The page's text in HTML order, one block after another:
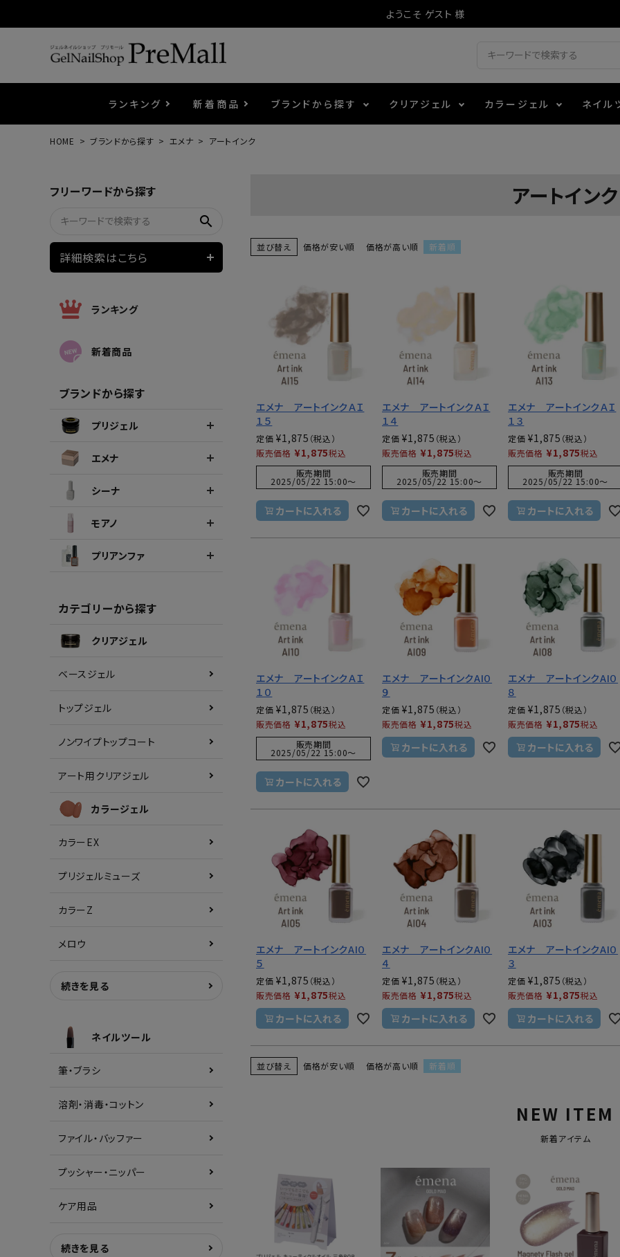
ようこそ ゲスト 様
ランキング 新着商品 ブランドから探す クリアジェル カラージェル
マグネティフラッシュジェル
ウェービージェル 3Dクレイジェル
ファージェル メタリックジェル
ポリッシュ・マニキュア
ネイル
チャート・チップ関連
ネイルマシン LEDライト
レジン・モールド
HOME ブランドから探す エメナ アートインク
フリーワードから探す
search
詳細検索はこちら
ランキング
新着商品
ブランドから探す
プリジェル
エメナ
シーナ
モアノ
プリアンファ
カテゴリーから探す
クリアジェル
ベースジェル
トップジェル
ノンワイプトップコート
アート用クリアジェル
カラージェル
カラーEX
プリジェルミューズ
カラーZ
メロウ
続きを見る
ネイルツール
筆・ブラシ
溶剤・消毒・コットン
ファイル・バッファー
プッシャー・ニッパー
ケア用品
続きを見る
アートインク
並び替え 価格が安い順 価格が高い順 新着順
エメナ アートインクＡＩ
１５
定価 ¥1,875
販売価格 ¥1,875税込
販売期間
2025/05/22 15:00〜
カートに入れる
エメナ アートインクＡＩ
１４
定価 ¥1,875
販売価格 ¥1,875税込
販売期間
2025/05/22 15:00〜
カートに入れる
エメナ アートインクＡＩ
１３
定価 ¥1,875
販売価格 ¥1,875税込
販売期間
2025/05/22 15:00〜
カートに入れる
エメナ アートインクＡＩ
１０
定価 ¥1,875
販売価格 ¥1,875税込
販売期間
2025/05/22 15:00〜
カートに入れる
エメナ アートインクAI０
９
定価 ¥1,875
販売価格 ¥1,875税込
カートに入れる
エメナ アートインクAI０
８
定価 ¥1,875
販売価格 ¥1,875税込
カートに入れる
エメナ アートインクAI０
５
定価 ¥1,875
販売価格 ¥1,875税込
カートに入れる
エメナ アートインクAI０
４
定価 ¥1,875
販売価格 ¥1,875税込
カートに入れる
エメナ アートインクAI０
３
定価 ¥1,875
販売価格 ¥1,875税込
カートに入れる
並び替え 価格が安い順 価格が高い順 新着順
NEW ITEM
新着アイテム